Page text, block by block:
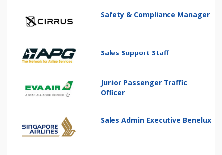
Safety & Compliance Manager
Sales Support Staff
Junior Passenger Traffic
Officer
Sales Admin Executive Benelux